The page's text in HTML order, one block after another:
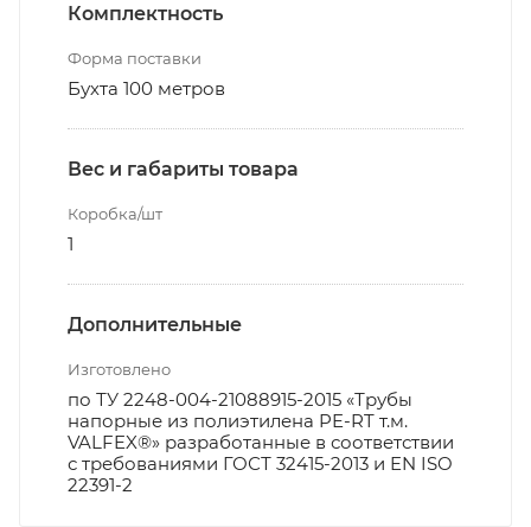
Комплектность
Форма поставки
Бухта 100 метров
Вес и габариты товара
Коробка/шт
1
Дополнительные
Изготовлено
по ТУ 2248-004-21088915-2015 «Трубы
напорные из полиэтилена PE-RT т.м.
VALFEX®» разработанные в соответствии
с требованиями ГОСТ 32415-2013 и EN ISO
22391-2